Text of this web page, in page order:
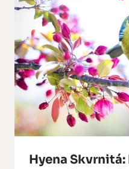
Hyena